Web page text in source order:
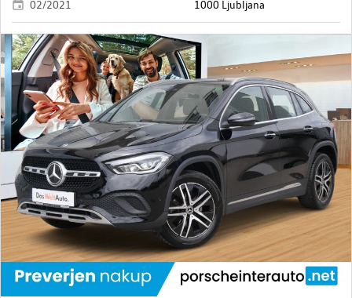
02/2021 1000 Ljubljana